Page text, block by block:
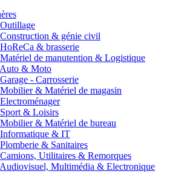
& génie civil
& brasserie
de manutention & Logistique
Auto & Moto
- Carrosserie
& Matériel de magasin
& Loisirs
& Matériel de bureau
Informatique & IT
& Sanitaires
Utilitaires & Remorques
Audiovisuel, Multimédia & Electronique